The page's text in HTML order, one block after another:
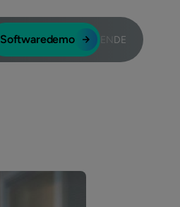
Softwaredemo ENDE